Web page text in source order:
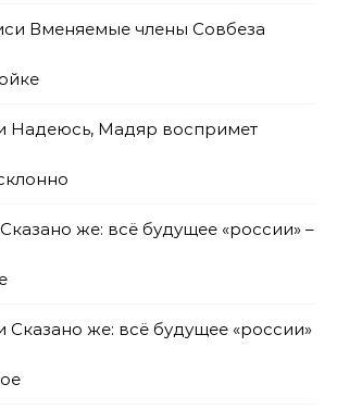
Вменяемые члены Совбеза
Надеюсь, Мадяр воспримет
Сказано же: всё будущее «россии» –
Сказано же: всё будущее «россии»